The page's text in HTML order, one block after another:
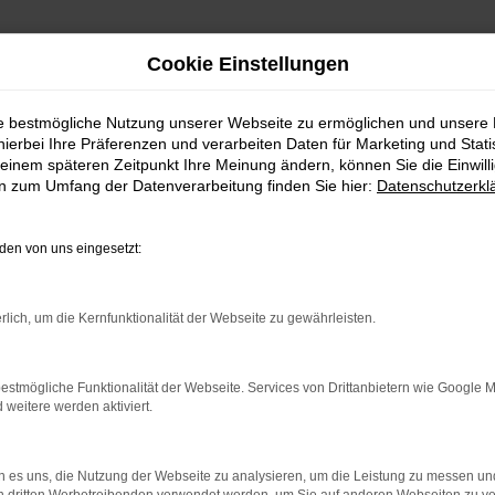
München günstig
in München einsteigen
Neuwagen die perfekte Wahl. Einerseits ist das
stets überzeugen, sodass Sie einen Traumwagen
günstigen Konditionen anbieten. Hinzu kommt, dass
sondern die Vorteile einer Finanzierung nutzen? Sprechen
Network Error
ist ein Fehler aufgetreten.
Cookie Einstellungen
bestmögliche Nutzung unserer Webseite zu ermöglichen und unsere
Ihre Präferenzen und verarbeiten Daten für Marketing und
späteren Zeitpunkt Ihre Meinung ändern, können Sie die
zum Umfang der Datenverarbeitung finden Sie hier:
von uns eingesetzt:
um die Kernfunktionalität der Webseite zu gewährleisten.
Funktionalität der Webseite. Services von Drittanbietern wie Google
weitere werden aktiviert.
es uns, die Nutzung der Webseite zu analysieren, um die Leistung zu messen